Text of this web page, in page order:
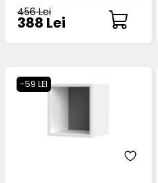
456 Lei
388 Lei
-59 LEI